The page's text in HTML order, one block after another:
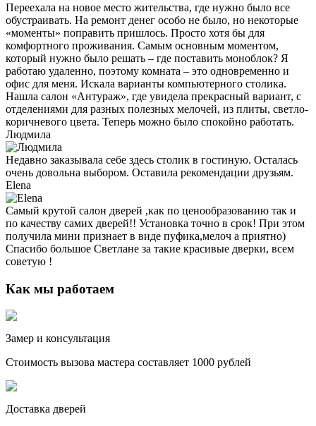
Переехала на новое место жительства, где нужно было все
обустраивать. На ремонт денег особо не было, но некоторые
«моменты» поправить пришлось. Просто хотя бы для
комфортного проживания. Самым основным моментом,
который нужно было решать – где поставить моноблок? Я
работаю удаленно, поэтому комната – это одновременно и
офис для меня. Искала варианты компьютерного столика.
Нашла салон «Антураж», где увидела прекрасный вариант, с
отделениями для разных полезных мелочей, из плиты, светло-
коричневого цвета. Теперь можно было спокойно работать.
Людмила
Недавно заказывала себе здесь столик в гостиную. Осталась
очень довольна выбором. Оставила рекомендации друзьям.
Elena
Самый крутой салон дверей ,как по ценообразованию так и
по качеству самих дверей!! Установка точно в срок! При этом
получила мини признает в виде пуфика,мелоч а приятно)
Спасибо большое Светлане за такие красивые дверки, всем
советую !
Как мы работаем
Замер и консультация
Стоимость вызова мастера составляет 1000 рублей
Доставка дверей